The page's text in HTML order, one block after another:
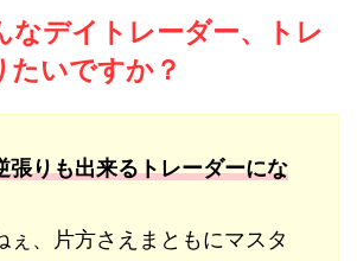
なデイトレーダー、トレ
たいですか？
張りも出来るトレーダーにな
ぇ、片方さえまともにマスタ